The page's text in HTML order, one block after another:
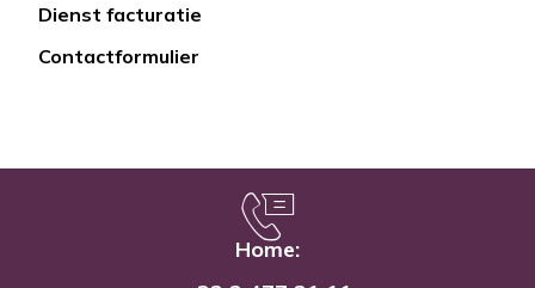
Dienst facturatie
Contactformulier
Home: